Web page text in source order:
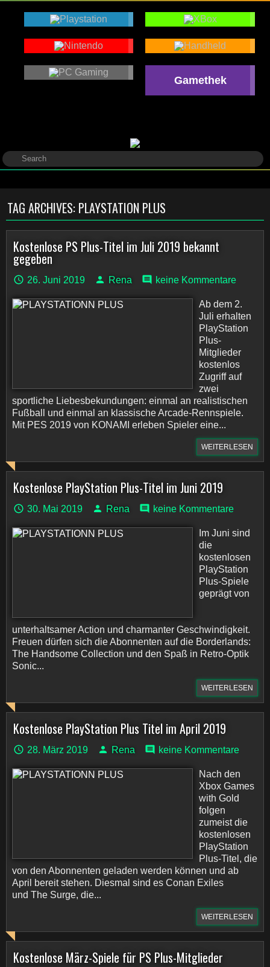
Gamethek
TAG ARCHIVES: PLAYSTATION PLUS
Kostenlose PS Plus-Titel im Juli 2019 bekannt
gegeben
26. Juni 2019 Rena keine Kommentare
Ab dem 2.
Juli erhalten
PlayStation
Plus-
Mitglieder
kostenlos
Zugriff auf
zwei
sportliche Liebesbekundungen: einmal an realistischen
Fußball und einmal an klassische Arcade-Rennspiele.
Mit PES 2019 von KONAMI erleben Spieler eine...
WEITERLESEN
Kostenlose PlayStation Plus-Titel im Juni 2019
30. Mai 2019 Rena keine Kommentare
Im Juni sind
die
kostenlosen
PlayStation
Plus-Spiele
geprägt von
unterhaltsamer Action und charmanter Geschwindigkeit.
Freuen dürfen sich die Abonnenten auf die Borderlands:
The Handsome Collection und den Spaß in Retro-Optik
Sonic...
WEITERLESEN
Kostenlose PlayStation Plus Titel im April 2019
28. März 2019 Rena keine Kommentare
Nach den
Xbox Games
with Gold
folgen
zumeist die
kostenlosen
PlayStation
Plus-Titel, die
von den Abonnenten geladen werden können und ab
April bereit stehen. Diesmal sind es Conan Exiles
und The Surge, die...
WEITERLESEN
Kostenlose März-Spiele für PS Plus-Mitglieder